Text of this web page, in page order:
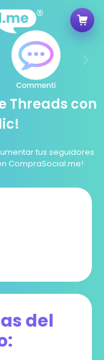
Threads con
tus seguidores
CompraSocial.me!
del